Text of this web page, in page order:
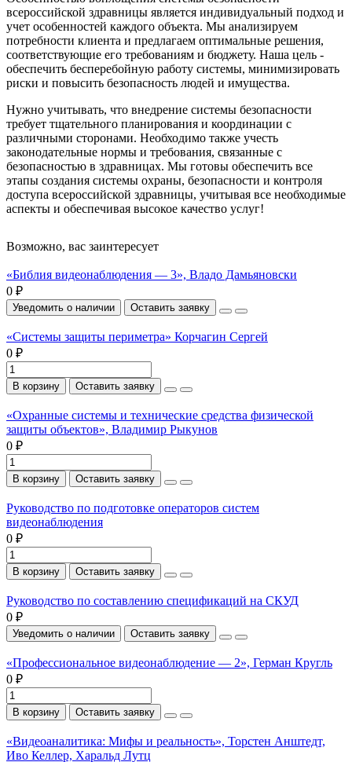
всероссийской здравницы является индивидуальный подход и
учет особенностей каждого объекта. Мы анализируем
потребности клиента и предлагаем оптимальные решения,
соответствующие его требованиям и бюджету. Наша цель -
обеспечить бесперебойную работу системы, минимизировать
риски и повысить безопасность людей и имущества.
Нужно учитывать, что внедрение системы безопасности
требует тщательного планирования и координации с
различными сторонами. Необходимо также учесть
законодательные нормы и требования, связанные с
безопасностью в здравницах. Мы готовы обеспечить все
этапы создания системы охраны, безопасности и контроля
доступа всероссийской здравницы, учитывая все необходимые
аспекты и обеспечивая высокое качество услуг!
Возможно, вас заинтересует
«Библия видеонаблюдения — 3», Владо Дамьяновски
0 ₽
Уведомить о наличии Оставить заявку
«Системы защиты периметра» Корчагин Сергей
0 ₽
В корзину Оставить заявку
«Охранные системы и технические средства физической
защиты объектов», Владимир Рыкунов
0 ₽
В корзину Оставить заявку
Руководство по подготовке операторов систем
видеонаблюдения
0 ₽
В корзину Оставить заявку
Руководство по составлению спецификаций на СКУД
0 ₽
Уведомить о наличии Оставить заявку
«Профессиональное видеонаблюдение — 2», Герман Кругль
0 ₽
В корзину Оставить заявку
«Видеоаналитика: Мифы и реальность», Торстен Анштедт,
Иво Келлер, Харальд Лутц